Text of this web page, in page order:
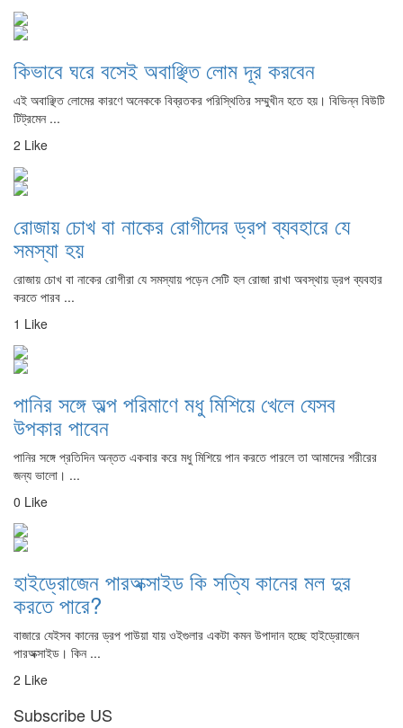
কিভাবে ঘরে বসেই অবাঞ্ছিত লোম দূর করবেন
এই অবাঞ্ছিত লোমের কারণে অনেককে বিব্রতকর পরিস্থিতির সম্মুখীন হতে হয়। বিভিন্ন বিউটি
টিট্রমেন ...
2 Like
রোজায় চোখ বা নাকের রোগীদের ড্রপ ব্যবহারে যে
সমস্যা হয়
রোজায় চোখ বা নাকের রোগীরা যে সমস্যায় পড়েন সেটি হল রোজা রাখা অবস্থায় ড্রপ ব্যবহার
করতে পারব ...
1 Like
পানির সঙ্গে অল্প পরিমাণে মধু মিশিয়ে খেলে যেসব
উপকার পাবেন
পানির সঙ্গে প্রতিদিন অন্তত একবার করে মধু মিশিয়ে পান করতে পারলে তা আমাদের শরীরের
জন্য ভালো। ...
0 Like
হাইড্রোজেন পারঅক্সাইড কি সত্যি কানের মল দুর
করতে পারে?
বাজারে যেইসব কানের ড্রপ পাউয়া যায় ওইগুলার একটা কমন উপাদান হচ্ছে হাইড্রোজেন
পারঅক্সাইড। কিন ...
2 Like
Subscribe US